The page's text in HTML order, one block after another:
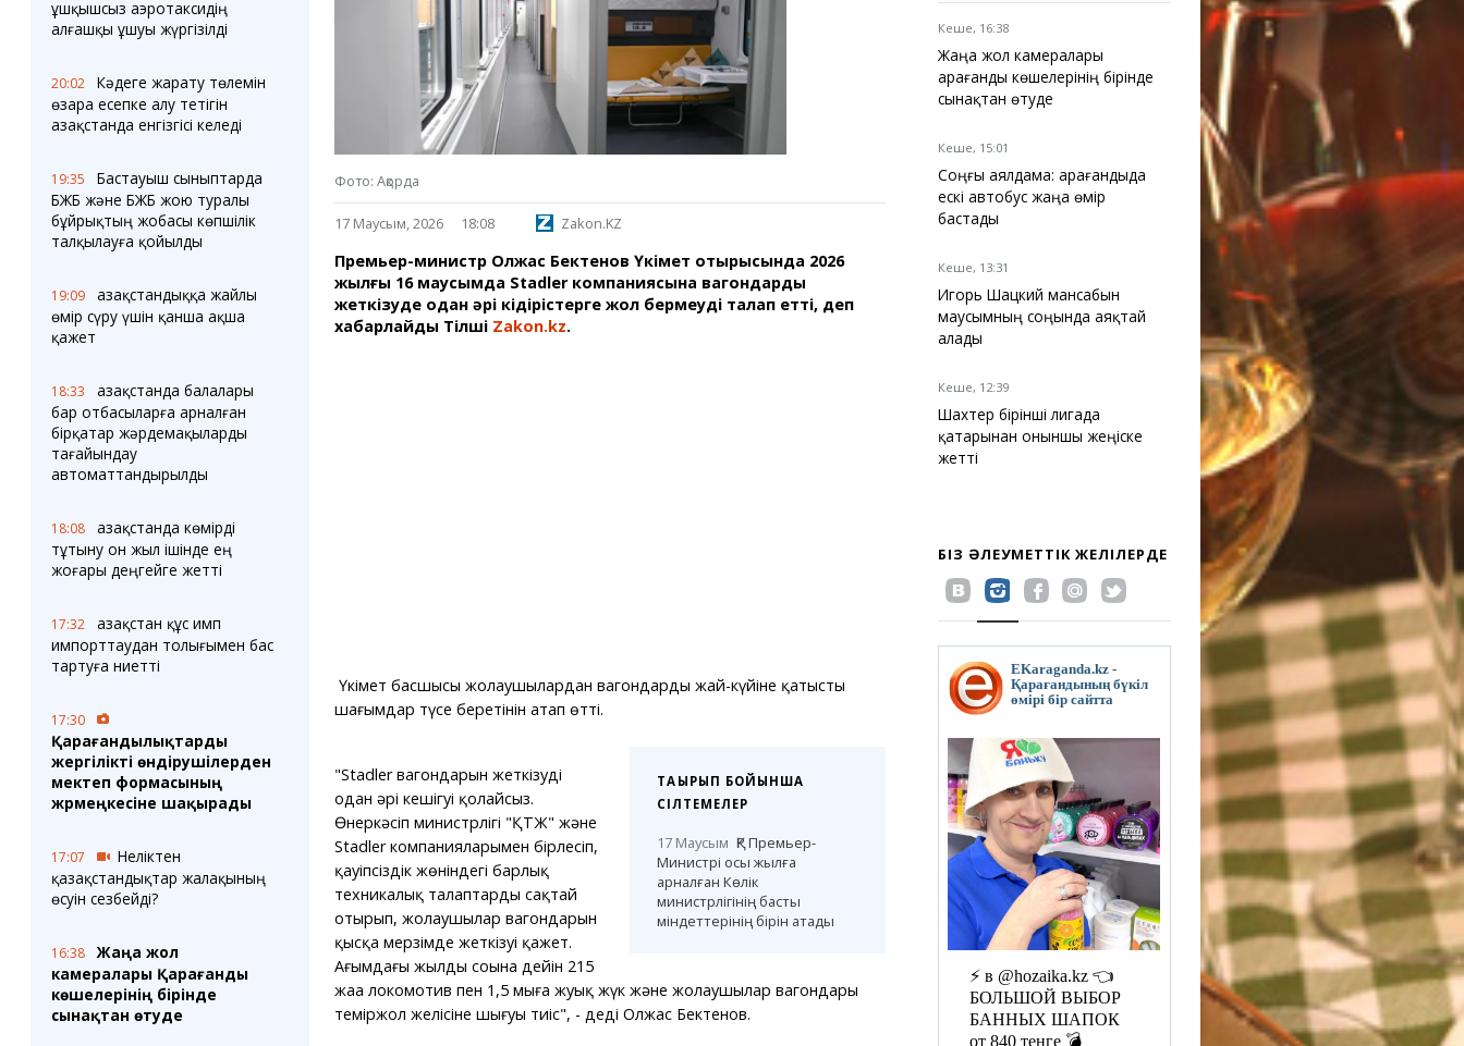
Соққылар
Аптаның коллажы
Ешкин жұлдыз
жорамалы
Қарағанды Картасы
Менің учаскелік
Жолдарды жабу
Теміртау
Жезқазған
Медиа
Фото
Бейне
Timelapse
Қызметтер
Аудармашы
КӨЛІК КЕСТЕСІ
Автобус аялдамалары
Төтенше жағдайлар
қызметі
Компаниялар каталогы
Шиналарды сатып
ұшқышсыз аэротаксидің
алғашқы ұшуы жүргізілді
20:02
Кәдеге жарату төлемін
өзара есепке алу тетігін
Қазақстанда енгізгісі келеді
19:35
Бастауыш сыныптарда
БЖБ және БЖБ жою туралы
бұйрықтың жобасы көпшілік
талқылауға қойылды
19:09
Қазақстандыққа жайлы
өмір сүру үшін қанша ақша
қажет
18:33
Қазақстанда балалары
бар отбасыларға арналған
бірқатар жәрдемақыларды
тағайындау
автоматтандырылды
18:08
Қазақстанда көмірді
тұтыну он жыл ішінде ең
жоғары деңгейге жетті
17:32
Қазақстан құс имп
импорттаудан толығымен бас
тартуға ниетті
17:30
Қарағандылықтарды
жергілікті өндірушілерден
мектеп формасының
жәрмеңкесіне шақырады
17:07
Неліктен
қазақстандықтар жалақының
өсуін сезбейді?
16:38
Жаңа жол
камералары Қарағанды
көшелерінің бірінде
сынақтан өтуде
Фото: Ақорда
17 Маусым, 2026 18:08 Zakon.KZ
Премьер-министр Олжас Бектенов Үкімет отырысында 2026
жылғы 16 маусымда Stadler компаниясына вагондарды
жеткізуде одан әрі кідірістерге жол бермеуді талап етті, деп
хабарлайды Тілші Zakon.kz.
Үкімет басшысы жолаушылардан вагондардың жай-күйіне қатысты
шағымдар түсе беретінін атап өтті.
ТАҚЫРЫП БОЙЫНША
СІЛТЕМЕЛЕР
17 Маусым ҚР Премьер-
Министрі осы жылға
арналған Көлік
министрлігінің басты
міндеттерінің бірін атады
"Stadler вагондарын жеткізудің
одан әрі кешігуі қолайсыз.
Өнеркәсіп министрлігі "ҚТЖ" және
Stadler компанияларымен бірлесіп,
қауіпсіздік жөніндегі барлық
техникалық талаптарды сақтай
отырып, жолаушылар вагондарын
қысқа мерзімде жеткізуі қажет.
Ағымдағы жылдың соңына дейін 215
жаңа локомотив пен 1,5 мыңға жуық жүк және жолаушылар вагондары
теміржол желісіне шығуы тиіс", - деді Олжас Бектенов.
Кеше, 16:38
Жаңа жол камералары
Қарағанды көшелерінің бірінде
сынақтан өтуде
Кеше, 15:01
Соңғы аялдама: Қарағандыда
ескі автобус жаңа өмір
бастады
Кеше, 13:31
Игорь Шацкий мансабын
маусымның соңында аяқтай
алады
Кеше, 12:39
Шахтер бірінші лигада
қатарынан оныншы жеңіске
жетті
БІЗ ӘЛЕУМЕТТІК ЖЕЛІЛЕРДЕ
EKaraganda.kz -
Қарағандының бүкіл
өмірі бір сайтта